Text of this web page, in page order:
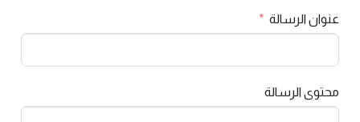
عنوان الرسالة
محتوى الرسالة